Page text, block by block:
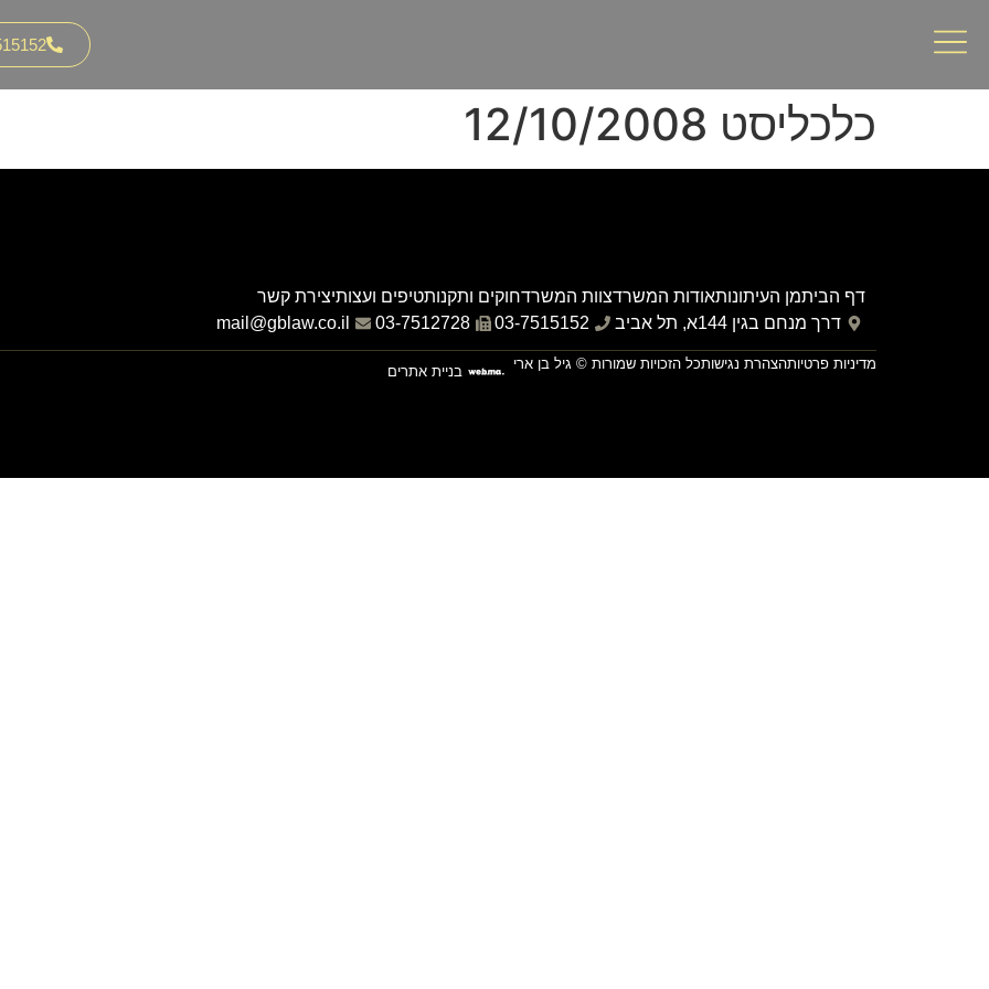
כלכליסט 12/10/2008
דף הביתמן העיתונותאודות המשרדצוות המשרדחוקים ותקנותטיפים ועצותיצירת קשר
דרך מנחם בגין 144א, תל אביב
03-7515152
03-7512728
mail@gblaw.co.il
מדיניות פרטיותהצהרת נגישותכל הזכויות שמורות © גיל בן ארי בניית אתרים